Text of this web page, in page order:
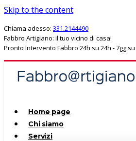
Skip to the content
Chiama adesso: 331.2144490
Fabbro Artigiano: il tuo vicino di casa!
Pronto Intervento Fabbro 24h su 24h - 7gg su
Home page
Chi siamo
Servizi